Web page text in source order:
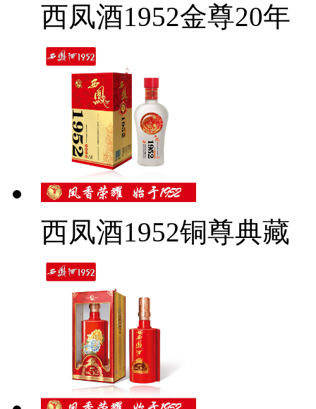
西凤酒1952金尊20年
西凤酒1952铜尊典藏